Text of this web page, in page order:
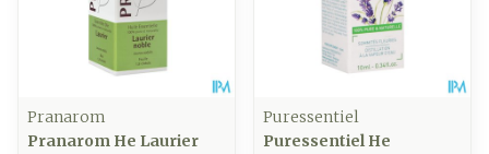
Pranarom
Pranarom He Laurier
Puressentiel
Puressentiel He